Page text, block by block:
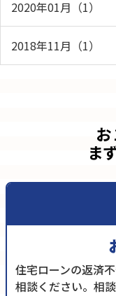
2020年01月（1）
2018年11月（1）
お
ま
住宅ローンの返済
相談ください。相